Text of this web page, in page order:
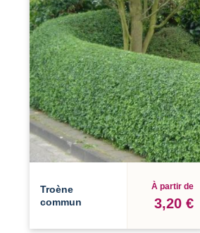
Troène
commun
À partir de
3,20 €